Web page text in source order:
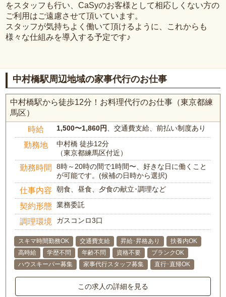
をスタッフも行い、CaSyのお客様として相応しくない方の
ご利用はご遠慮させて頂いています。
スタッフが気持ちよく働いて頂けるように、これからも
様々な仕組みを導入する予定です♪
中村橋駅周辺地域の家事代行のお仕事
中村橋駅から徒歩12分！お料理代行のお仕事（東京都練
馬区）
時給 1,500〜1,860円、交通費支給、前払い制度あり
勤務地
中村橋 徒歩12分
（東京都練馬区付近）
勤務時間
8時～20時の間で1時間〜、好きな日に働くこと
が可能です。(候補の日時から選択)
仕事内容 朝食、昼食、夕食の献立･調理など
契約形態 業務委託
調理環境 ガスコンロ3口
スキマ時間勤務OK 交通費支給 昇給･昇格あり
扶養内OK
高時給
学歴不問 年齢不問 資格不要
ブランクOK
ハウスキーパー募集
家事代行スタッフ募集 直行･直帰OK
この求人の詳細を見る